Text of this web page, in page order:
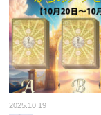
2025.10.19